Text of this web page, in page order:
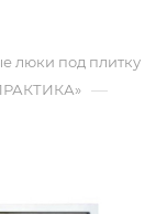
люки под плитку
—